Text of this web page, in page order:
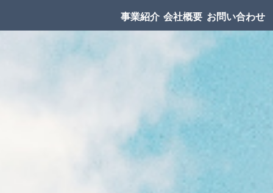
事業紹介 会社概要 お問い合わせ